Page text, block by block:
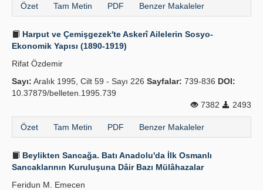
Özet Tam Metin PDF Benzer Makaleler
Harput ve Çemişgezek'te Askerî Ailelerin Sosyo-
Ekonomik Yapısı (1890-1919)
Rifat Özdemir
Sayı: Aralık 1995, Cilt 59 - Sayı 226 Sayfalar: 739-836 DOI:
10.37879/belleten.1995.739
7382
2493
Özet Tam Metin PDF Benzer Makaleler
Beylikten Sancağa. Batı Anadolu'da İlk Osmanlı
Sancaklarının Kuruluşuna Dâir Bazı Mülâhazalar
Feridun M. Emecen